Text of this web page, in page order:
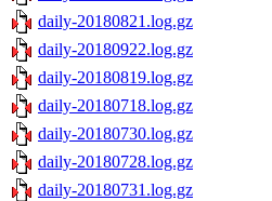
daily-20180821.log.gz
daily-20180922.log.gz
daily-20180819.log.gz
daily-20180718.log.gz
daily-20180730.log.gz
daily-20180728.log.gz
daily-20180731.log.gz